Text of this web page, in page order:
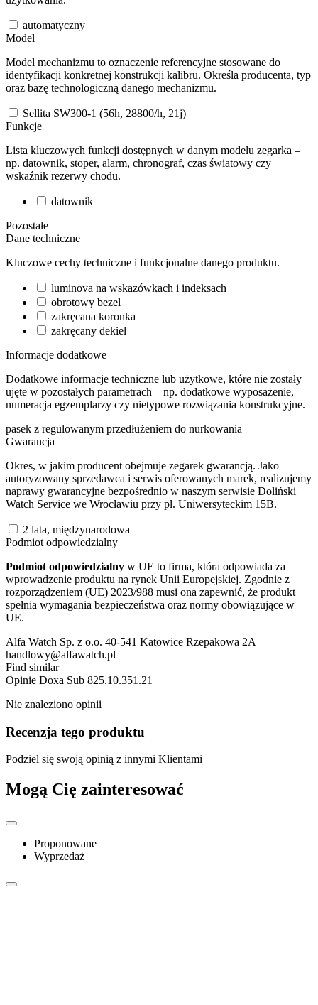
automatyczny
Model
Model mechanizmu to oznaczenie referencyjne stosowane do
identyfikacji konkretnej konstrukcji kalibru. Określa producenta, typ
oraz bazę technologiczną danego mechanizmu.
Sellita SW300-1 (56h, 28800/h, 21j)
Funkcje
Lista kluczowych funkcji dostępnych w danym modelu zegarka –
np. datownik, stoper, alarm, chronograf, czas światowy czy
wskaźnik rezerwy chodu.
datownik
Pozostałe
Dane techniczne
Kluczowe cechy techniczne i funkcjonalne danego produktu.
luminova na wskazówkach i indeksach
obrotowy bezel
zakręcana koronka
zakręcany dekiel
Informacje dodatkowe
Dodatkowe informacje techniczne lub użytkowe, które nie zostały
ujęte w pozostałych parametrach – np. dodatkowe wyposażenie,
numeracja egzemplarzy czy nietypowe rozwiązania konstrukcyjne.
pasek z regulowanym przedłużeniem do nurkowania
Gwarancja
Okres, w jakim producent obejmuje zegarek gwarancją. Jako
autoryzowany sprzedawca i serwis oferowanych marek, realizujemy
naprawy gwarancyjne bezpośrednio w naszym serwisie Doliński
Watch Service we Wrocławiu przy pl. Uniwersyteckim 15B.
2 lata, międzynarodowa
Podmiot odpowiedzialny
Podmiot odpowiedzialny w UE to firma, która odpowiada za
wprowadzenie produktu na rynek Unii Europejskiej. Zgodnie z
rozporządzeniem (UE) 2023/988 musi ona zapewnić, że produkt
spełnia wymagania bezpieczeństwa oraz normy obowiązujące w
UE.
Alfa Watch Sp. z o.o. 40-541 Katowice Rzepakowa 2A
handlowy@alfawatch.pl
Find similar
Opinie Doxa Sub 825.10.351.21
Nie znaleziono opinii
Recenzja tego produktu
Podziel się swoją opinią z innymi Klientami
Mogą Cię zainteresować
Proponowane
Wyprzedaż